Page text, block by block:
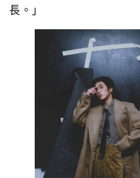
長。」